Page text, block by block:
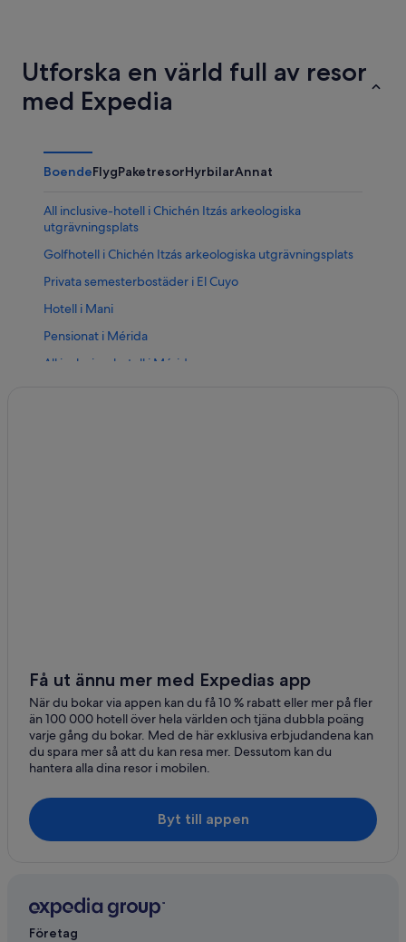
Utforska en värld full av resor
med Expedia
BoendeFlygPaketresorHyrbilarAnnat
All inclusive-hotell i Chichén Itzás arkeologiska
utgrävningsplats
Golfhotell i Chichén Itzás arkeologiska utgrävningsplats
Privata semesterbostäder i El Cuyo
Hotell i Mani
Pensionat i Mérida
All inclusive-hotell i Mérida
Få ut ännu mer med Expedias app
När du bokar via appen kan du få 10 % rabatt eller mer på fler
än 100 000 hotell över hela världen och tjäna dubbla poäng
varje gång du bokar. Med de här exklusiva erbjudandena kan
du spara mer så att du kan resa mer. Dessutom kan du
hantera alla dina resor i mobilen.
Byt till appen
Företag